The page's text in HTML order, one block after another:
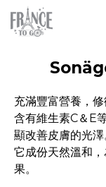
充滿豐富營養，
含有維生素C＆E
顯改善皮膚的光澤
它成份天然溫和
果。​